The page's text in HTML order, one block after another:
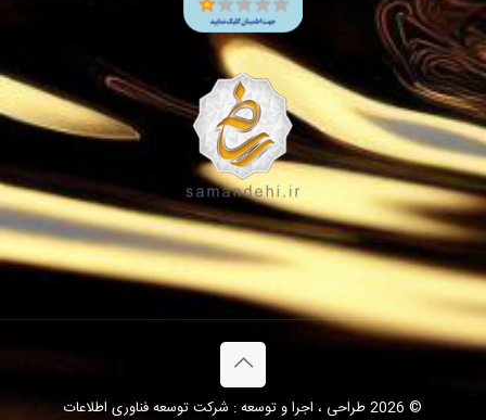
© 2026 طراحی ، اجرا و توسعه : شرکت توسعه فناوری اطلاعات